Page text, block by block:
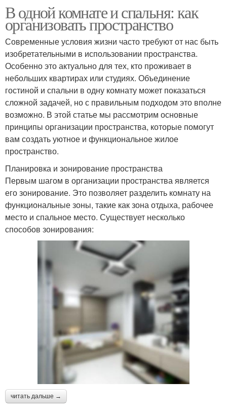
В одной комнате и спальня: как
организовать пространство
Современные условия жизни часто требуют от нас быть
изобретательными в использовании пространства.
Особенно это актуально для тех, кто проживает в
небольших квартирах или студиях. Объединение
гостиной и спальни в одну комнату может показаться
сложной задачей, но с правильным подходом это вполне
возможно. В этой статье мы рассмотрим основные
принципы организации пространства, которые помогут
вам создать уютное и функциональное жилое
пространство.
Планировка и зонирование пространства
Первым шагом в организации пространства является
его зонирование. Это позволяет разделить комнату на
функциональные зоны, такие как зона отдыха, рабочее
место и спальное место. Существует несколько
способов зонирования:
читать дальше →